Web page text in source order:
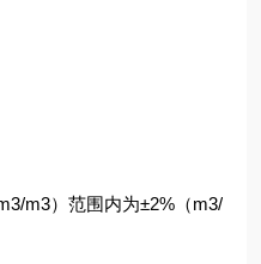
）范围内为±2%（m3/